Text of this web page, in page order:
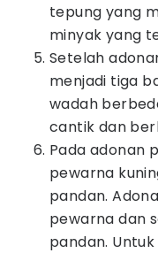
tepung yang
minyak yang
Setelah
menjadi tiga
wadah
cantik dan
Pada adonan
pewarna
pandan.
pewarna dan
pandan.